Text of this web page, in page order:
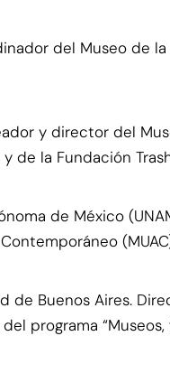
del Museo de
y director del
de la Fundación
de México
de Buenos Aires.
programa